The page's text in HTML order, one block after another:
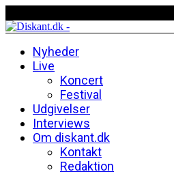
Nyheder
Live
Koncert
Festival
Udgivelser
Interviews
Om diskant.dk
Kontakt
Redaktion